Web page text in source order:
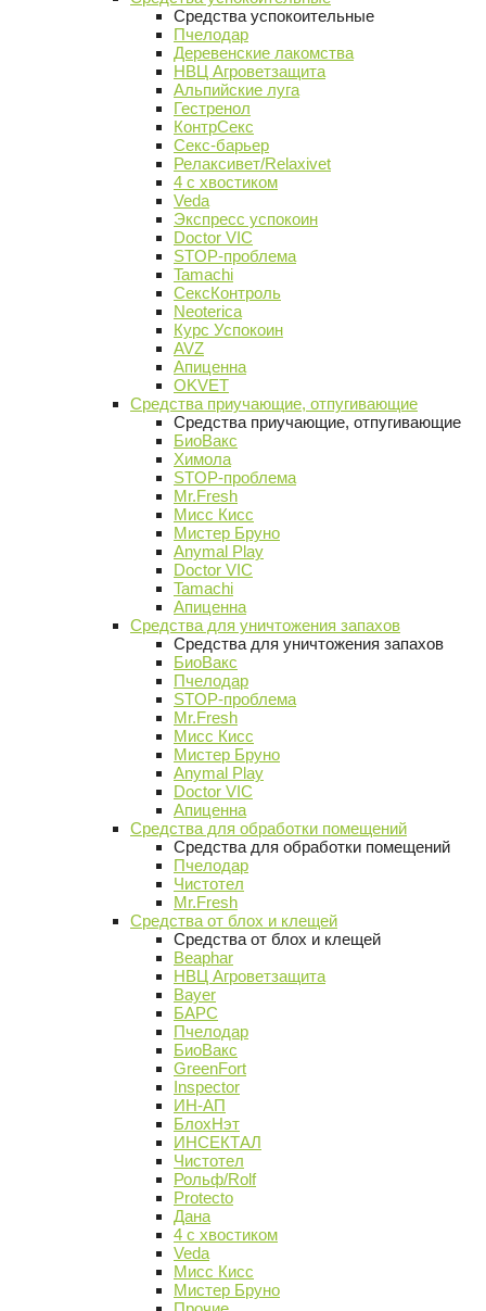
Средства успокоительные
Пчелодар
Деревенские лакомства
НВЦ Агроветзащита
Альпийские луга
Гестренол
КонтрСекс
Секс-барьер
Релаксивет/Relaxivet
4 с хвостиком
Veda
Экспресс успокоин
Doctor VIC
STOP-проблема
Tamachi
СексКонтроль
Neoterica
Курс Успокоин
AVZ
Апиценна
OKVET
Средства приучающие, отпугивающие
Средства приучающие, отпугивающие
БиоВакс
Химола
STOP-проблема
Mr.Fresh
Мисс Кисс
Мистер Бруно
Anymal Play
Doctor VIC
Tamachi
Апиценна
Средства для уничтожения запахов
Средства для уничтожения запахов
БиоВакс
Пчелодар
STOP-проблема
Mr.Fresh
Мисс Кисс
Мистер Бруно
Anymal Play
Doctor VIC
Апиценна
Средства для обработки помещений
Средства для обработки помещений
Пчелодар
Чистотел
Mr.Fresh
Средства от блох и клещей
Средства от блох и клещей
Beaphar
НВЦ Агроветзащита
Bayer
БАРС
Пчелодар
БиоВакс
GreenFort
Inspector
ИН-АП
БлохНэт
ИНСЕКТАЛ
Чистотел
Рольф/Rolf
Protecto
Дана
4 с хвостиком
Veda
Мисс Кисс
Мистер Бруно